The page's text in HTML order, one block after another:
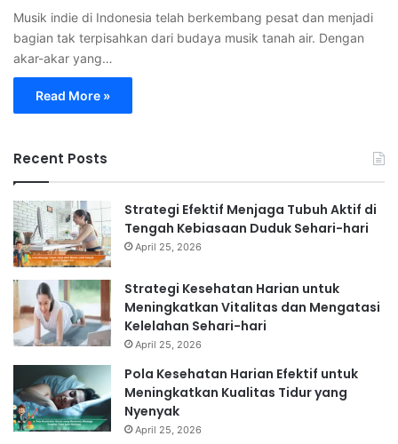
Musik indie di Indonesia telah berkembang pesat dan menjadi
bagian tak terpisahkan dari budaya musik tanah air. Dengan
akar-akar yang…
Read More »
Recent Posts
Strategi Efektif Menjaga Tubuh Aktif di
Tengah Kebiasaan Duduk Sehari-hari
April 25, 2026
Strategi Kesehatan Harian untuk
Meningkatkan Vitalitas dan Mengatasi
Kelelahan Sehari-hari
April 25, 2026
Pola Kesehatan Harian Efektif untuk
Meningkatkan Kualitas Tidur yang
Nyenyak
April 25, 2026